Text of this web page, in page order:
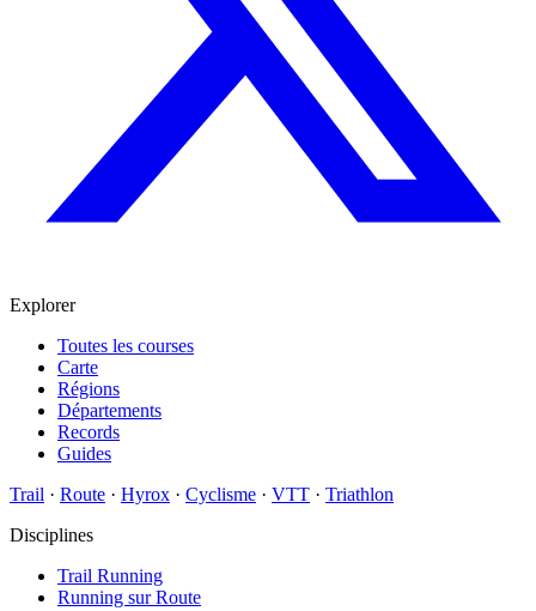
Explorer
Toutes les courses
Carte
Régions
Départements
Records
Guides
Trail · Route · Hyrox · Cyclisme · VTT · Triathlon
Disciplines
Trail Running
Running sur Route